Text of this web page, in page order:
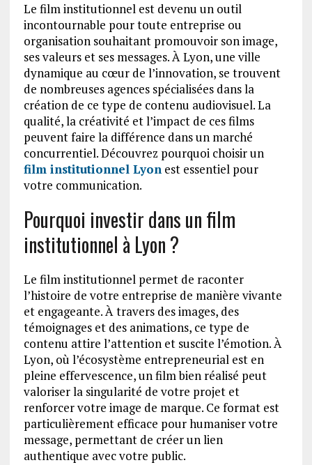
Le film institutionnel est devenu un outil
incontournable pour toute entreprise ou
organisation souhaitant promouvoir son image,
ses valeurs et ses messages. À Lyon, une ville
dynamique au cœur de l’innovation, se trouvent
de nombreuses agences spécialisées dans la
création de ce type de contenu audiovisuel. La
qualité, la créativité et l’impact de ces films
peuvent faire la différence dans un marché
concurrentiel. Découvrez pourquoi choisir un
film institutionnel Lyonest essentiel pour
votre communication.
Pourquoi investir dans un film
institutionnel à Lyon ?
Le film institutionnel permet de raconter
l’histoire de votre entreprise de manière vivante
et engageante. À travers des images, des
témoignages et des animations, ce type de
contenu attire l’attention et suscite l’émotion. À
Lyon, où l’écosystème entrepreneurial est en
pleine effervescence, un film bien réalisé peut
valoriser la singularité de votre projet et
renforcer votre image de marque. Ce format est
particulièrement efficace pour humaniser votre
message, permettant de créer un lien
authentique avec votre public.